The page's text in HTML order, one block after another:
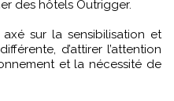
des hôtels Outrigger.
sur la sensibilisation et
d’attirer l’attention
et la nécessité de